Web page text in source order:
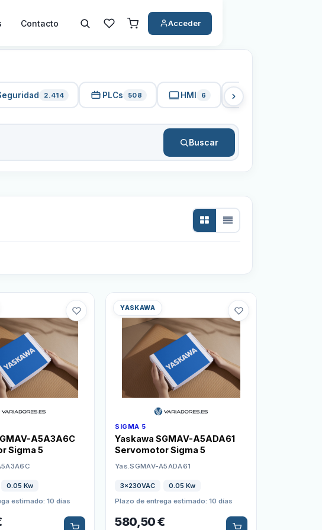
Contacto Acceder
2.414 PLCs 508 HMI 6
Buscar
A5A3A6C
Sigma 5
0.05 Kw
estimado: 10 días
YASKAWA
SIGMA 5
Yaskawa SGMAV-A5ADA61
Servomotor Sigma 5
Yas.SGMAV-A5ADA61
3x230VAC
0.05 Kw
Plazo de entrega estimado: 10 días
580,50€